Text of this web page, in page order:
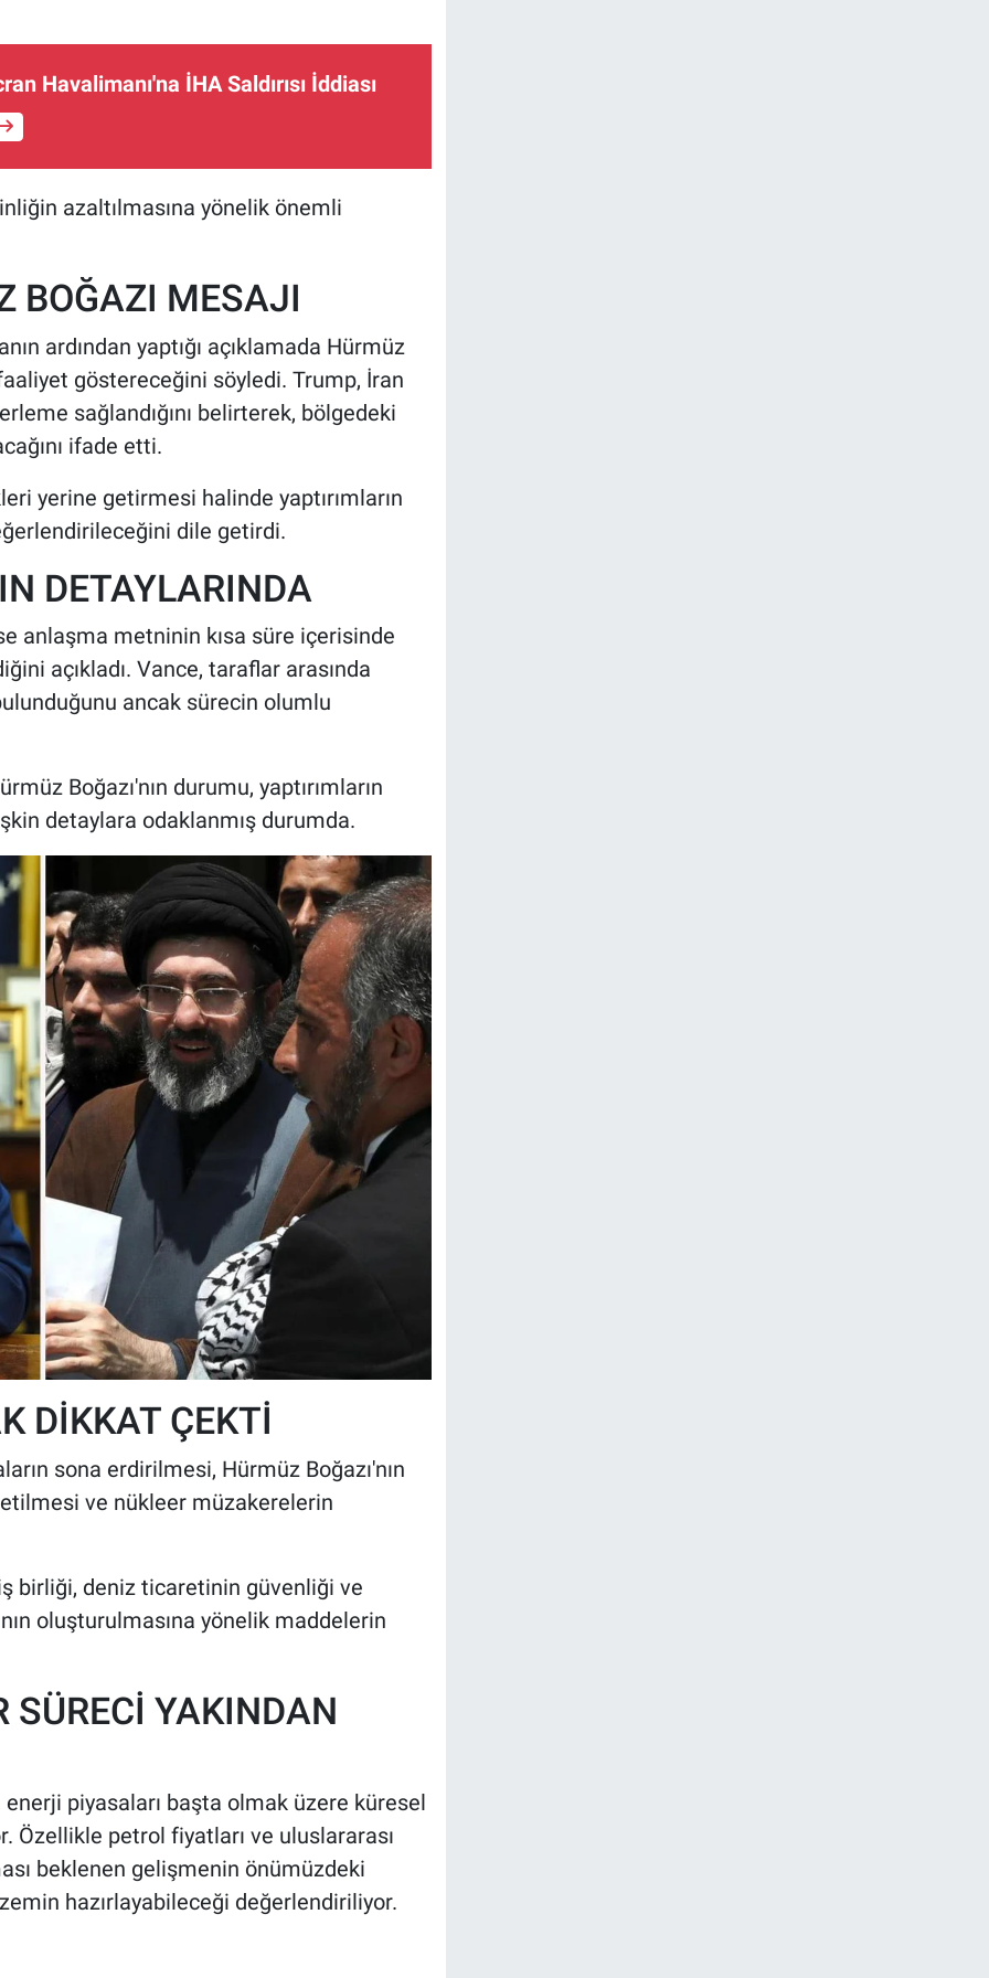
Havalimanı'na İHA Saldırısı İddiası
azaltılmasına yönelik önemli
BOĞAZI MESAJI
ardından yaptığı açıklamada Hürmüz
göstereceğini söyledi. Trump, İran
sağlandığını belirterek, bölgedeki
ifade etti.
yerine getirmesi halinde yaptırımların
dile getirdi.
DETAYLARINDA
anlaşma metninin kısa süre içerisinde
açıkladı. Vance, taraflar arasında
ancak sürecin olumlu
Boğazı'nın durumu, yaptırımların
detaylara odaklanmış durumda.
DİKKAT ÇEKTİ
sona erdirilmesi, Hürmüz Boğazı'nın
ve nükleer müzakerelerin
birliği, deniz ticaretinin güvenliği ve
oluşturulmasına yönelik maddelerin
SÜRECİ YAKINDAN
enerji piyasaları başta olmak üzere küresel
Özellikle petrol fiyatları ve uluslararası
beklenen gelişmenin önümüzdeki
hazırlayabileceği değerlendiriliyor.